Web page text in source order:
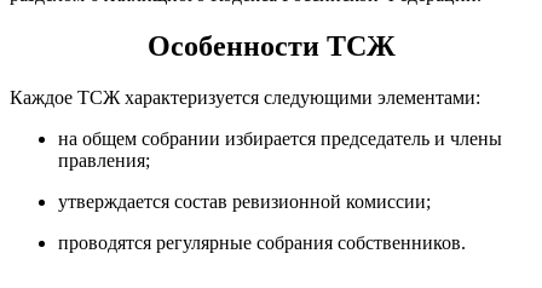
Особенности ТСЖ
Каждое ТСЖ характеризуется следующими элементами:
на общем собрании избирается председатель и члены
правления;
утверждается состав ревизионной комиссии;
проводятся регулярные собрания собственников.